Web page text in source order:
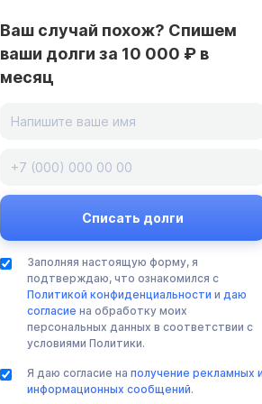
Ваш случай похож? Спишем
ваши долги за 10 000 ₽ в
месяц
Заполняя настоящую форму, я
подтверждаю, что ознакомился с
Политикой конфиденциальности и даю
согласие на обработку моих
персональных данных в соответствии с
условиями Политики.
Я даю согласие на получение рекламных
информационных сообщений.